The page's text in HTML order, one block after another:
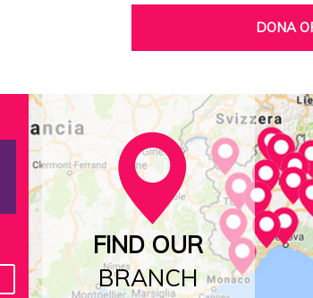
DONA
FIND OUR
BRANCH